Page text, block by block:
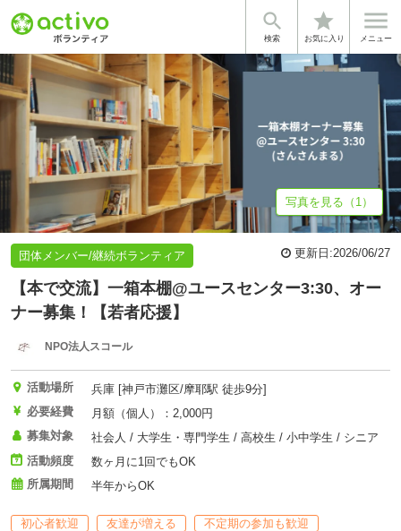

検索
star
お気に入り

メニュー
基本情報 募集詳細 法人情報
写真を見る（1）
団体メンバー/継続ボランティア 更新日:2026/06/27
【本で交流】一箱本棚@ユースセンター3:30、オー
ナー募集！【若者応援】
NPO法人スコール
活動場所
兵庫 [神戸市灘区/摩耶駅 徒歩9分]
必要経費
月額（個人）：2,000円
募集対象
社会人 / 大学生・専門学生 / 高校生 / 小中学生 / シニア
活動頻度
数ヶ月に1回でもOK
所属期間
半年からOK
初心者歓迎 友達が増える 不定期の参加も歓迎